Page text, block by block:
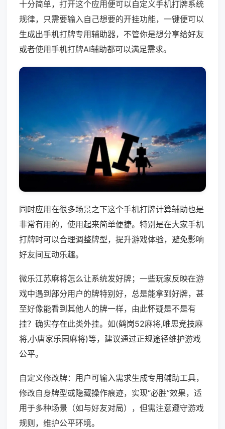
十分简单，打开这个应用便可以自定义手机打牌系统
规律，只需要输入自己想要的开挂功能，一键便可以
生成出手机打牌专用辅助器，不管你是想分享给好友
或者使用手机打牌AI辅助都可以满足需求。
同时应用在很多场景之下这个手机打牌计算辅助也是
非常有用的，使用起来简单便捷。特别是在大家手机
打牌时可以合理调整牌型，提升游戏体验，避免影响
好友间互动乐趣。
微乐江苏麻将怎么让系统发好牌；一些玩家反映在游
戏中遇到部分用户的牌特别好，总是能拿到好牌，甚
至好像能看到其他人的牌一样，由此怀疑是不是有
挂？确实存在此类外挂。如(鹤岗52麻将,唯思竞技麻
将,小唐家乐园麻将)等，建议通过正规途径维护游戏
公平。
自定义修改牌：用户可输入需求生成专用辅助工具，
修改自身牌型或隐藏操作痕迹，实现“必胜”效果，适
用于多种场景（如与好友对局），但需注意遵守游戏
规则，维护公平环境。